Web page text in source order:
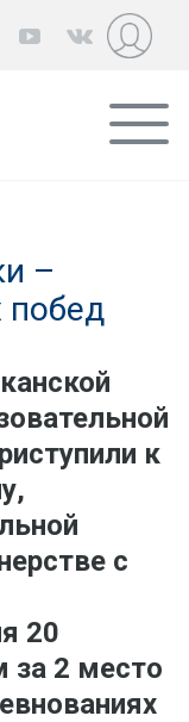
–
побед
к
с
20
за 2 место